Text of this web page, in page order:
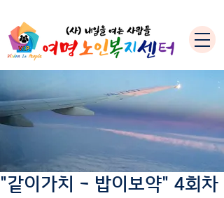
"같이가치 - 밥이보약" 4회차